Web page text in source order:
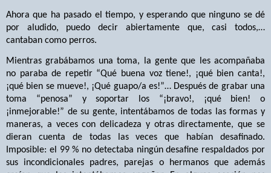
Ahora que ha pasado el tiempo, y esperando que ninguno se dé
por aludido, puedo decir abiertamente que, casi todos,…
cantaban como perros.
Mientras grabábamos una toma, la gente que les acompañaba
no paraba de repetir “Qué buena voz tiene!, ¡qué bien canta!,
¡qué bien se mueve!, ¡Qué guapo/a es!”… Después de grabar una
toma “penosa” y soportar los “¡bravo!, ¡qué bien! o
¡inmejorable!” de su gente, intentábamos de todas las formas y
maneras, a veces con delicadeza y otras directamente, que se
dieran cuenta de todas las veces que habían desafinado.
Imposible: el 99 % no detectaba ningún desafine respaldados por
sus incondicionales padres, parejas o hermanos que además